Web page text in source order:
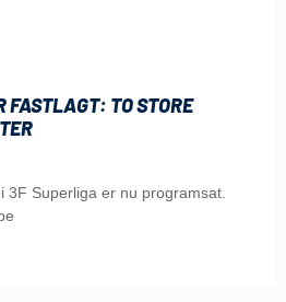
FASTLAGT: TO STORE
3F Superliga er nu programsat.